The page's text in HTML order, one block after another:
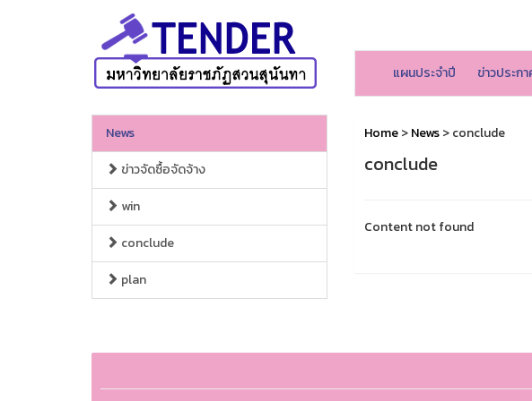
แผนประจำปี ข่าวประก
News
ข่าวจัดซื้อจัดจ้าง
win
conclude
plan
Home>News> conclude
conclude
Content not found